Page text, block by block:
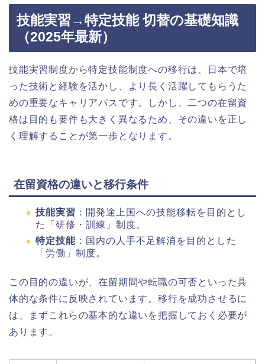
技能実習→特定技能 切替の基礎知識
（2025年最新）
技能実習制度から特定技能制度への移行は、日本で培
った技術と経験を活かし、より長く活躍してもらうた
めの重要なキャリアパスです。しかし、二つの在留資
格は目的も要件も大きく異なるため、その違いを正し
く理解することが第一歩となります。
在留資格の違いと移行条件
技能実習 ：開発途上国への技能移転を目的とし
た「研修・訓練」制度。
特定技能 ：国内の人手不足解消を目的とした
「労働」制度。
この目的の違いが、在留期間や転職の可否といった具
体的な条件に反映されています。移行を成功させるに
は、まずこれらの基本的な違いを把握しておく必要が
あります。